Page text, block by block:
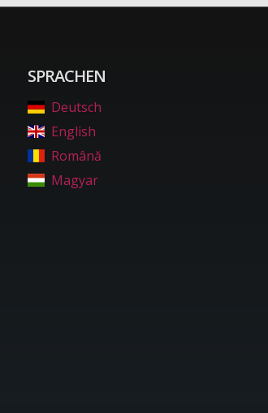
SPRACHEN
Deutsch
English
Română
Magyar